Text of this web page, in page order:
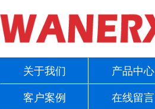
关于我们 产品中心
客户案例 在线留言